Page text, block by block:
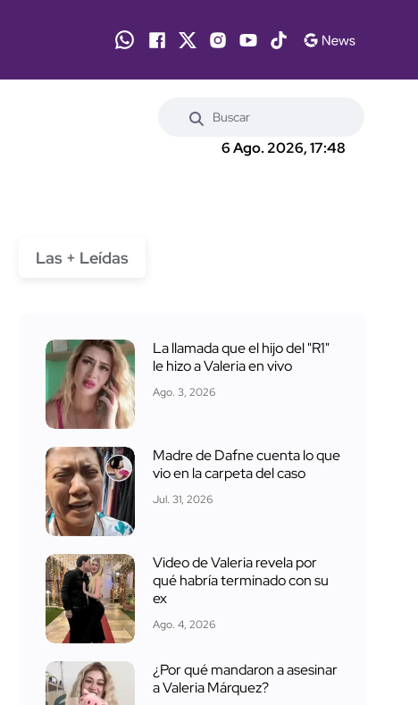
6 Ago. 2026, 17:48
Las + Leídas
La llamada que el hijo del "R1"
le hizo a Valeria en vivo
Ago. 3, 2026
Madre de Dafne cuenta lo que
vio en la carpeta del caso
Jul. 31, 2026
Video de Valeria revela por
qué habría terminado con su
ex
Ago. 4, 2026
¿Por qué mandaron a asesinar
a Valeria Márquez?